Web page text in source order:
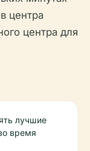
центра
центра для
лучшие
время